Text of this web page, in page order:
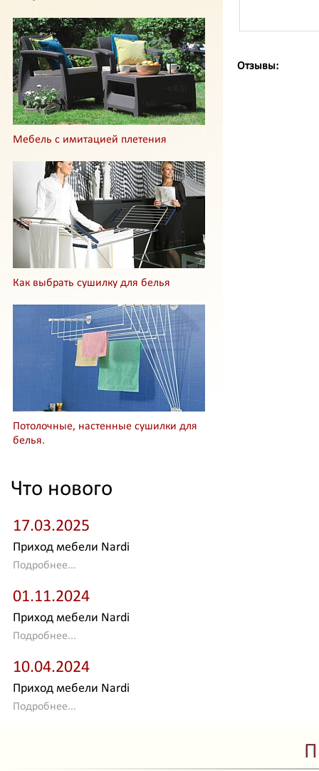
Мебель с имитацией плетения
Как выбрать сушилку для белья
Потолочные, настенные сушилки для
белья.
Что нового
17.03.2025
Приход мебели Nardi
Подробнее...
01.11.2024
Приход мебели Nardi
Подробнее...
10.04.2024
Приход мебели Nardi
Подробнее...
Отзывы: